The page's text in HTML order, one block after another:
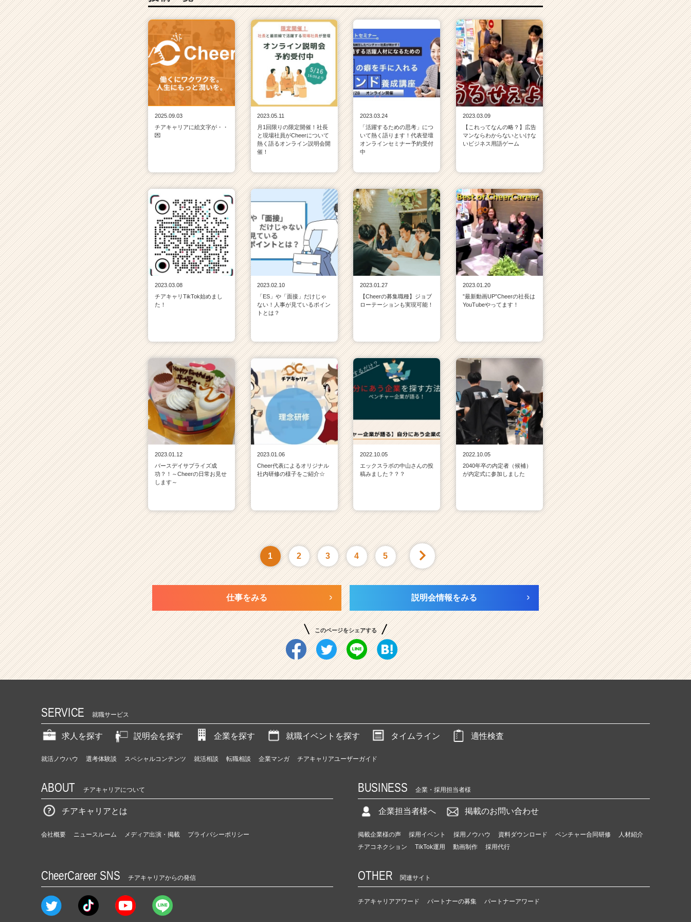
2025.09.03
チアキャリアに絵文字が・・
💌
2023.05.11
月1回限りの限定開催！社長
と現場社員がCheerについて
熱く語るオンライン説明会開
催！
2023.03.24
「活躍するための思考」につ
いて熱く語ります！代表登壇
オンラインセミナー予約受付
中
2023.03.09
【これってなんの略？】広告
マンならわからないといけな
いビジネス用語ゲーム
2023.03.08
チアキャリTikTok始めまし
た！
2023.02.10
「ES」や「面接」だけじゃ
ない！人事が見ているポイン
トとは？
2023.01.27
【Cheerの募集職種】ジョブ
ローテーションも実現可能！
2023.01.20
”最新動画UP”Cheerの社長は
YouTubeやってます！
2023.01.12
バースデイサプライズ成
功？！～Cheerの日常お見せ
します～
2023.01.06
Cheer代表によるオリジナル
社内研修の様子をご紹介☆
2022.10.05
エックスラボの中山さんの投
稿みました？？？
2022.10.05
2040年卒の内定者（候補）
が内定式に参加しました
1 2 3 4 5
仕事をみる 説明会情報をみる
このページをシェアする
SERVICE 就職サービス
求人を探す 説明会を探す 企業を探す 就職イベントを探す タイムライン 適性検査
就活ノウハウ 選考体験談 スペシャルコンテンツ 就活相談 転職相談 企業マンガ チアキャリアユーザーガイド
ABOUT チアキャリアについて
チアキャリアとは
会社概要 ニュースルーム メディア出演・掲載 プライバシーポリシー
BUSINESS 企業・採用担当者様
企業担当者様へ 掲載のお問い合わせ
掲載企業様の声 採用イベント 採用ノウハウ 資料ダウンロード ベンチャー合同研修
人材紹介
チアコネクション
TikTok運用 動画制作 採用代行
CheerCareer SNS チアキャリアからの発信 OTHER 関連サイト
チアキャリアアワード パートナーの募集 パートナーアワード